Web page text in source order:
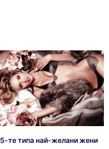
5-те типа най-желани жени